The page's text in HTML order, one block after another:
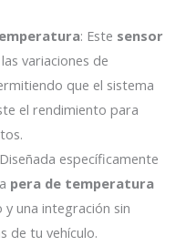
: Este sensor
variaciones de
que el sistema
el rendimiento para
específicamente
pera de temperatura
una integración sin
de tu vehículo.